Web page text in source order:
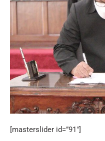
[masterslider id=”91″]